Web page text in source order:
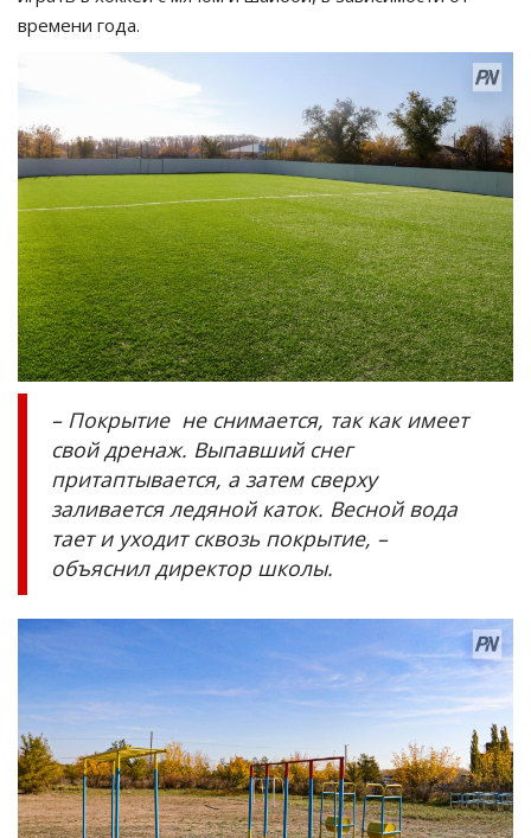
времени года.
– Покрытие не снимается, так как имеет
свой дренаж. Выпавший снег
притаптывается, а затем сверху
заливается ледяной каток. Весной вода
тает и уходит сквозь покрытие, –
объяснил директор школы.